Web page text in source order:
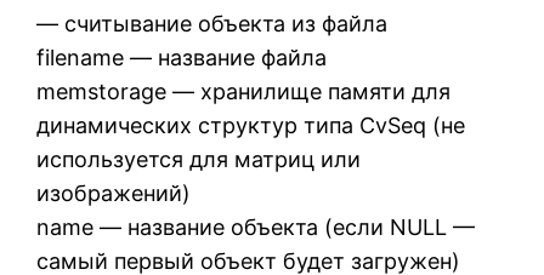
— считывание объекта из файла
filename — название файла
memstorage — хранилище памяти для
динамических структур типа CvSeq (не
используется для матриц или
изображений)
name — название объекта (если NULL —
самый первый объект будет загружен)